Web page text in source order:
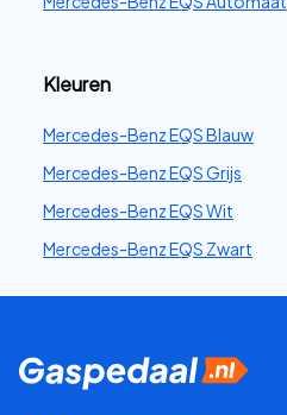
Kleuren
Mercedes-Benz EQS Blauw
Mercedes-Benz EQS Grijs
Mercedes-Benz EQS Wit
Mercedes-Benz EQS Zwart